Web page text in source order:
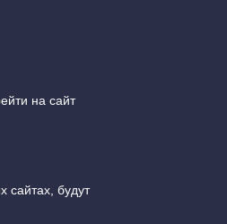
на сайт
сайтах, будут